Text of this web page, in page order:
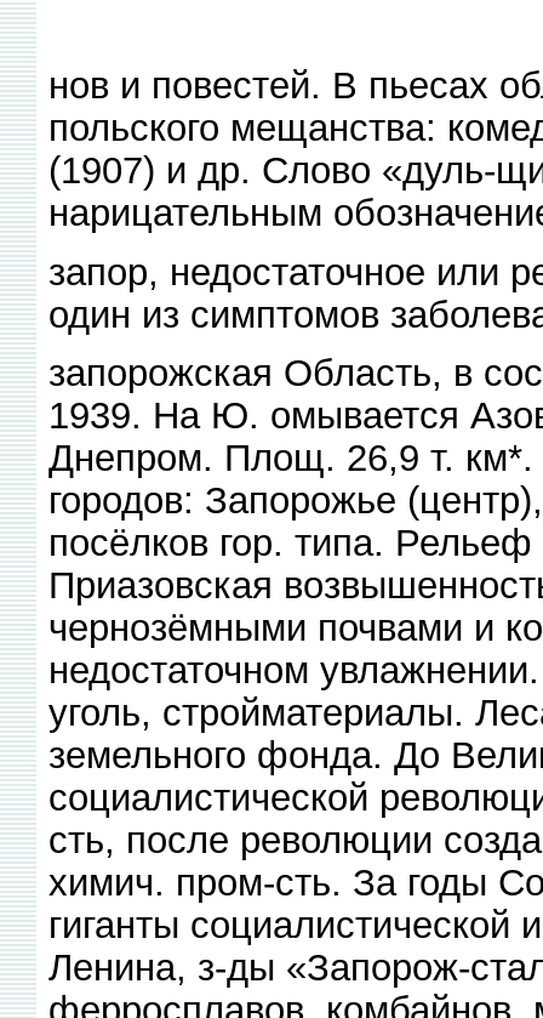
нов и повестей. В пьесах
польского мещанства:
(1907) и др. Слово «дуль-
нарицательным
запор, недостаточное или
один из симптомов
запорожская Область, в
1939. На Ю. омывается
Днепром. Площ. 26,9 т.
городов: Запорожье
посёлков гор. типа.
Приазовская
чернозёмными почвами и
недостаточном
уголь, стройматериалы.
земельного фонда. До
социалистической
сть, после революции
химич. пром-сть. За годы
гиганты
Ленина, з-ды «Запорож-
ферросплавов, комбайнов,